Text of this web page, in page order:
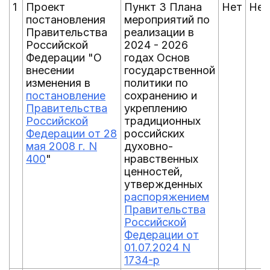
1
Проект
постановления
Правительства
Российской
Федерации "О
внесении
изменения в
постановление
Правительства
Российской
Федерации от 28
мая 2008 г. N
400"
Пункт 3 Плана
мероприятий по
реализации в
2024 - 2026
годах Основ
государственной
политики по
сохранению и
укреплению
традиционных
российских
духовно-
нравственных
ценностей,
утвержденных
распоряжением
Правительства
Российской
Федерации от
01.07.2024 N
1734-р
Нет Нет